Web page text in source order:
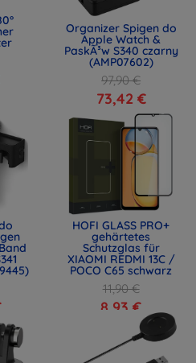
Organizer Spigen do
Apple Watch &
PaskÃ³w S340 czarny
(AMP07602)
97,90 €
73,42 €
HOFI GLASS PRO+
gehärtetes
Schutzglas für
XIAOMI REDMI 13C /
POCO C65 schwarz
11,90 €
8,93 €